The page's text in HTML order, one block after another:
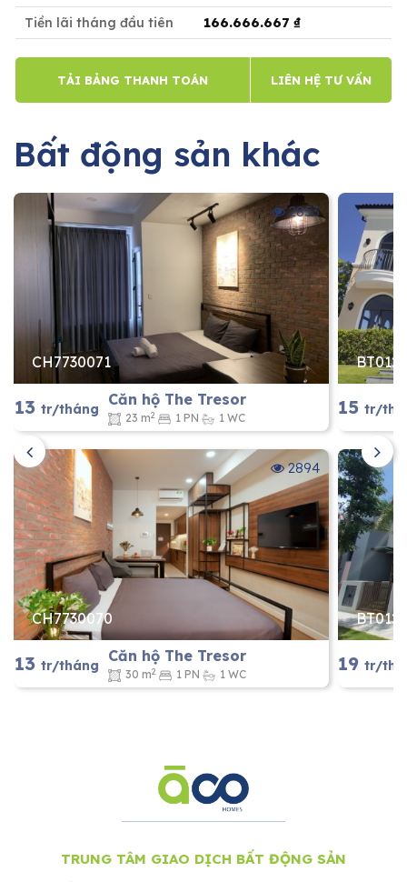
Tiền lãi tháng đầu tiên 166.666.667 ₫
TẢI BẢNG THANH TOÁN LIÊN HỆ TƯ VẤN
Bất động sản khác
2853
CH7730071
13 tr/tháng
Căn hộ The Tresor
23 m2 1 PN 1 WC
2894
CH7730070
13 tr/tháng
Căn hộ The Tresor
30 m2 1 PN 1 WC
BT0122
15tr/
19tr/
TRUNG TÂM GIAO DỊCH BẤT ĐỘNG SẢN